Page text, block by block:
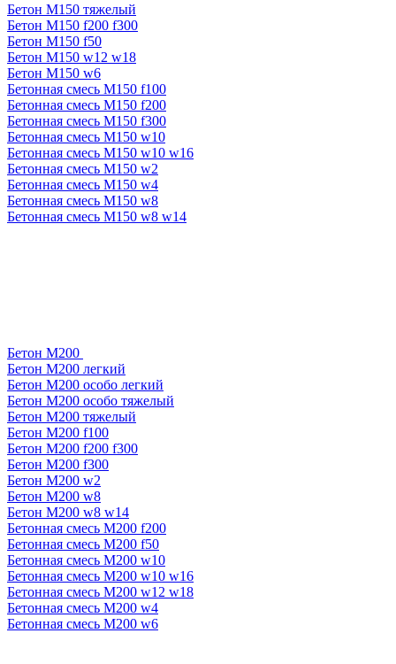
Бетон М150 тяжелый
Бетон М150 f200 f300
Бетон М150 f50
Бетон М150 w12 w18
Бетон М150 w6
Бетонная смесь М150 f100
Бетонная смесь М150 f200
Бетонная смесь М150 f300
Бетонная смесь М150 w10
Бетонная смесь М150 w10 w16
Бетонная смесь М150 w2
Бетонная смесь М150 w4
Бетонная смесь М150 w8
Бетонная смесь М150 w8 w14
Бетон М200
Бетон М200 легкий
Бетон М200 особо легкий
Бетон М200 особо тяжелый
Бетон М200 тяжелый
Бетон М200 f100
Бетон М200 f200 f300
Бетон М200 f300
Бетон М200 w2
Бетон М200 w8
Бетон М200 w8 w14
Бетонная смесь М200 f200
Бетонная смесь М200 f50
Бетонная смесь М200 w10
Бетонная смесь М200 w10 w16
Бетонная смесь М200 w12 w18
Бетонная смесь М200 w4
Бетонная смесь М200 w6